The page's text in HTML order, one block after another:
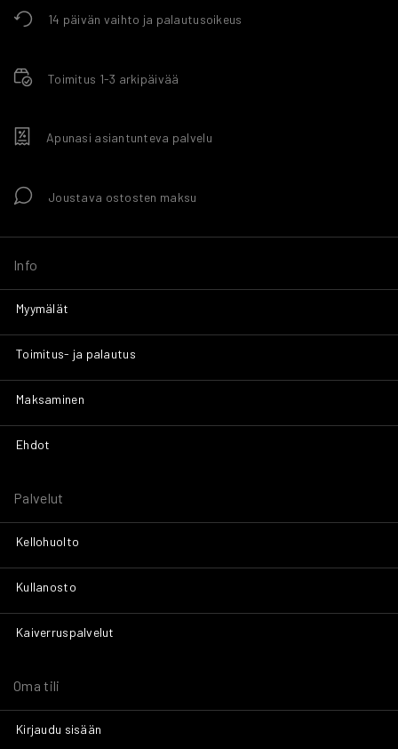
14 päivän vaihto ja palautusoikeus
Toimitus 1-3 arkipäivää
Apunasi asiantunteva palvelu
Joustava ostosten maksu
Info
Myymälät
Toimitus- ja palautus
Maksaminen
Ehdot
Palvelut
Kellohuolto
Kullanosto
Kaiverruspalvelut
Oma tili
Kirjaudu sisään